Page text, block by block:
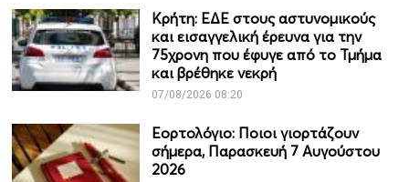
Κρήτη: ΕΔΕ στους αστυνομικούς
και εισαγγελική έρευνα για την
75χρονη που έφυγε από το Τμήμα
και βρέθηκε νεκρή
07/08/2026 08:20
Εορτολόγιο: Ποιοι γιορτάζουν
σήμερα, Παρασκευή 7 Αυγούστου
2026